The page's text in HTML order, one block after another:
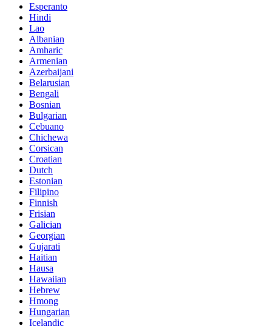
Esperanto
Hindi
Lao
Albanian
Amharic
Armenian
Azerbaijani
Belarusian
Bengali
Bosnian
Bulgarian
Cebuano
Chichewa
Corsican
Croatian
Dutch
Estonian
Filipino
Finnish
Frisian
Galician
Georgian
Gujarati
Haitian
Hausa
Hawaiian
Hebrew
Hmong
Hungarian
Icelandic